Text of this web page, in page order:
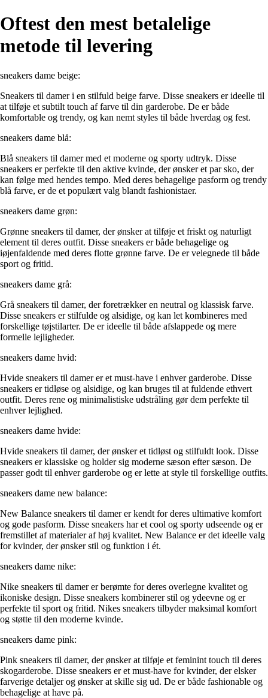
Oftest den mest betalelige
metode til levering
sneakers dame beige:
Sneakers til damer i en stilfuld beige farve. Disse sneakers er ideelle til
at tilføje et subtilt touch af farve til din garderobe. De er både
komfortable og trendy, og kan nemt styles til både hverdag og fest.
sneakers dame blå:
Blå sneakers til damer med et moderne og sporty udtryk. Disse
sneakers er perfekte til den aktive kvinde, der ønsker et par sko, der
kan følge med hendes tempo. Med deres behagelige pasform og trendy
blå farve, er de et populært valg blandt fashionistaer.
sneakers dame grøn:
Grønne sneakers til damer, der ønsker at tilføje et friskt og naturligt
element til deres outfit. Disse sneakers er både behagelige og
iøjenfaldende med deres flotte grønne farve. De er velegnede til både
sport og fritid.
sneakers dame grå:
Grå sneakers til damer, der foretrækker en neutral og klassisk farve.
Disse sneakers er stilfulde og alsidige, og kan let kombineres med
forskellige tøjstilarter. De er ideelle til både afslappede og mere
formelle lejligheder.
sneakers dame hvid:
Hvide sneakers til damer er et must-have i enhver garderobe. Disse
sneakers er tidløse og alsidige, og kan bruges til at fuldende ethvert
outfit. Deres rene og minimalistiske udstråling gør dem perfekte til
enhver lejlighed.
sneakers dame hvide:
Hvide sneakers til damer, der ønsker et tidløst og stilfuldt look. Disse
sneakers er klassiske og holder sig moderne sæson efter sæson. De
passer godt til enhver garderobe og er lette at style til forskellige outfits.
sneakers dame new balance:
New Balance sneakers til damer er kendt for deres ultimative komfort
og gode pasform. Disse sneakers har et cool og sporty udseende og er
fremstillet af materialer af høj kvalitet. New Balance er det ideelle valg
for kvinder, der ønsker stil og funktion i ét.
sneakers dame nike:
Nike sneakers til damer er berømte for deres overlegne kvalitet og
ikoniske design. Disse sneakers kombinerer stil og ydeevne og er
perfekte til sport og fritid. Nikes sneakers tilbyder maksimal komfort
og støtte til den moderne kvinde.
sneakers dame pink:
Pink sneakers til damer, der ønsker at tilføje et feminint touch til deres
skogarderobe. Disse sneakers er et must-have for kvinder, der elsker
farverige detaljer og ønsker at skille sig ud. De er både fashionable og
behagelige at have på.